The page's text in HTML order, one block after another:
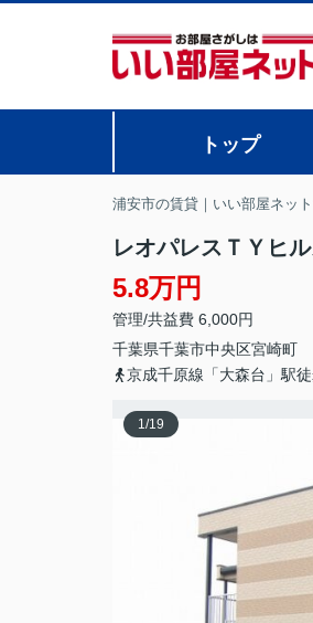
トップ
浦安市の賃貸｜いい部屋ネッ
レオパレスＴＹヒ
5.8万円
管理/共益費 6,000円
千葉県千葉市中央区宮崎町
京成千原線「大森台」駅
1/19